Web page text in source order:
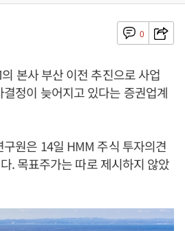
0
본사 부산 이전 추진으로 사업
정이 늦어지고 있다는 증권업계
원은 14일 HMM 주식 투자의견
. 목표주가는 따로 제시하지 않았